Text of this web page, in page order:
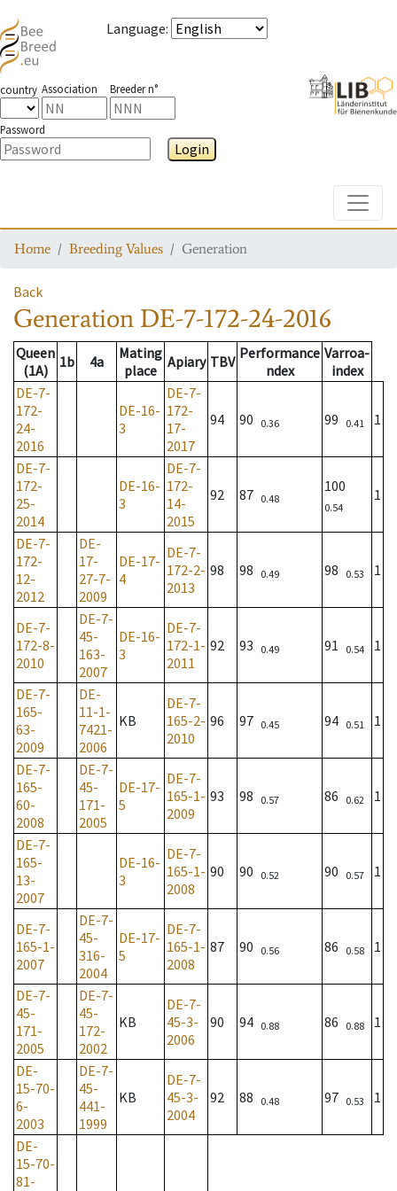
Language:
country Association Breeder n°
Password
Login
Home Breeding Values Generation
Back
Generation DE-7-172-24-2016
Queen
(1A)
1b 4a
Mating
place Apiary TBV Performance
ndex
Varroa-
index
DE-7-
172-
24-
2016
DE-16-
3
DE-7-
172-
17-
2017
94 90 0.36 99 0.41 1
DE-7-
172-
25-
2014
DE-16-
3
DE-7-
172-
14-
2015
92 87 0.48
100
0.54
1
DE-7-
172-
12-
2012
DE-
17-
27-7-
2009
DE-17-
4
DE-7-
172-2-
2013
98 98 0.49 98 0.53 1
DE-7-
172-8-
2010
DE-7-
45-
163-
2007
DE-16-
3
DE-7-
172-1-
2011
92 93 0.49 91 0.54 1
DE-7-
165-
63-
2009
DE-
11-1-
7421-
2006
KB
DE-7-
165-2-
2010
96 97 0.45 94 0.51 1
DE-7-
165-
60-
2008
DE-7-
45-
171-
2005
DE-17-
5
DE-7-
165-1-
2009
93 98 0.57 86 0.62 1
DE-7-
165-
13-
2007
DE-16-
3
DE-7-
165-1-
2008
90 90 0.52 90 0.57 1
DE-7-
165-1-
2007
DE-7-
45-
316-
2004
DE-17-
5
DE-7-
165-1-
2008
87 90 0.56 86 0.58 1
DE-7-
45-
171-
2005
DE-7-
45-
172-
2002
KB
DE-7-
45-3-
2006
90 94 0.88 86 0.88 1
DE-
15-70-
6-
2003
DE-7-
45-
441-
1999
KB
DE-7-
45-3-
2004
92 88 0.48 97 0.53 1
DE-
15-70-
81-